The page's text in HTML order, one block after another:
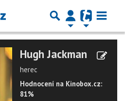
Hugh Jackman
herec
Hodnocení na Kinobox.cz:
81%